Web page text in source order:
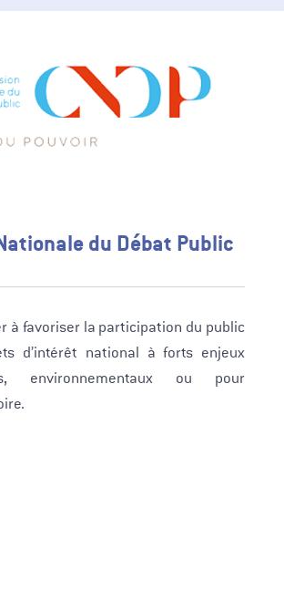
du Débat Public
à favoriser la participation du public
d’intérêt national à forts enjeux
environnementaux ou pour